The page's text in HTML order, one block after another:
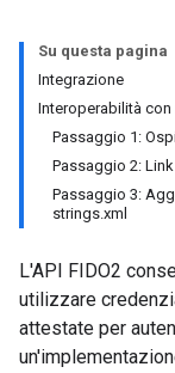
Su questa pagina
Integrazione
Interoperabilità
Passaggio 1:
Passaggio 2:
Passaggio 3:
strings.xml
L'API FIDO2
utilizzare
attestate per